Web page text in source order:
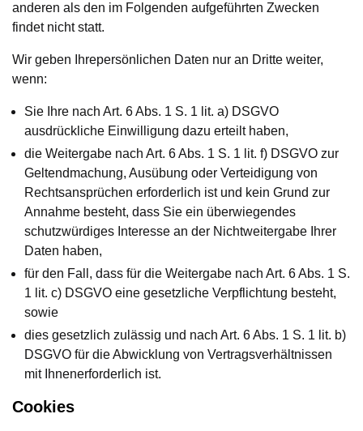
anderen als den im Folgenden aufgeführten Zwecken
findet nicht statt.
Wir geben Ihrepersönlichen Daten nur an Dritte weiter,
wenn:
Sie Ihre nach Art. 6 Abs. 1 S. 1 lit. a) DSGVO
ausdrückliche Einwilligung dazu erteilt haben,
die Weitergabe nach Art. 6 Abs. 1 S. 1 lit. f) DSGVO zur
Geltendmachung, Ausübung oder Verteidigung von
Rechtsansprüchen erforderlich ist und kein Grund zur
Annahme besteht, dass Sie ein überwiegendes
schutzwürdiges Interesse an der Nichtweitergabe Ihrer
Daten haben,
für den Fall, dass für die Weitergabe nach Art. 6 Abs. 1 S.
1 lit. c) DSGVO eine gesetzliche Verpflichtung besteht,
sowie
dies gesetzlich zulässig und nach Art. 6 Abs. 1 S. 1 lit. b)
DSGVO für die Abwicklung von Vertragsverhältnissen
mit Ihnenerforderlich ist.
Cookies